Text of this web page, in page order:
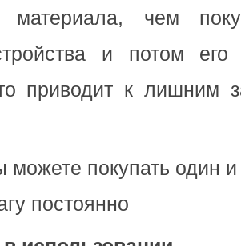
материала, чем
и потом
приводит к лишним
покупать один и
постоянно